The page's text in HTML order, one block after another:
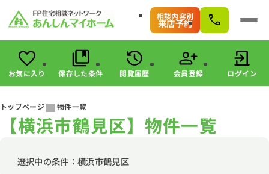
相談内容別
来店予約
会員登録 ログイン
物件検索
エリアから探す
お気に入り 保存した条件 閲覧履歴 会員登録 ログイン
トップページ 物件一覧
【横浜市鶴見区】物件一覧
選択中の条件：横浜市鶴見区